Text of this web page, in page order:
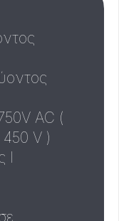
AC (
V )